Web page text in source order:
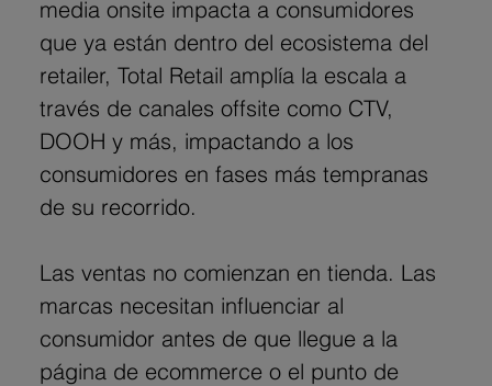
media onsite impacta a consumidores
que ya están dentro del ecosistema del
retailer, Total Retail amplía la escala a
través de canales offsite como CTV,
DOOH y más, impactando a los
consumidores en fases más tempranas
de su recorrido.
Las ventas no comienzan en tienda. Las
marcas necesitan influenciar al
consumidor antes de que llegue a la
página de ecommerce o el punto de